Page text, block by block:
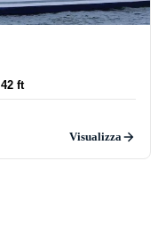
42 ft
Visualizza